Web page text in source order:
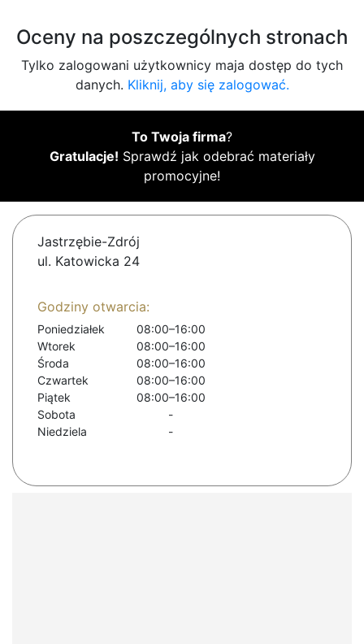
Oceny na poszczególnych stronach
Tylko zalogowani użytkownicy maja dostęp do tych
danych. Kliknij, aby się zalogować.
To Twoja firma?
Gratulacje! Sprawdź jak odebrać materiały
promocyjne!
Jastrzębie-Zdrój
ul. Katowicka 24
Godziny otwarcia:
Poniedziałek
08:00–16:00
Wtorek
08:00–16:00
Środa
08:00–16:00
Czwartek
08:00–16:00
Piątek
08:00–16:00
Sobota
-
Niedziela
-